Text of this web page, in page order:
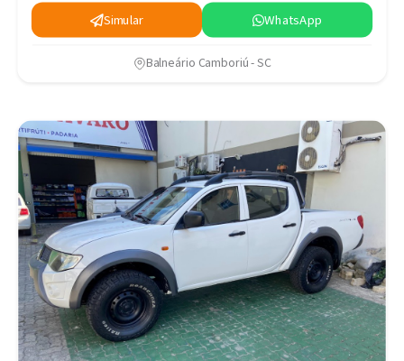
Simular WhatsApp
Balneário Camboriú - SC